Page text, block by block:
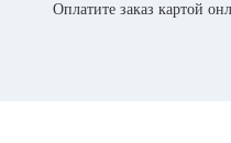
Оплатите заказ картой